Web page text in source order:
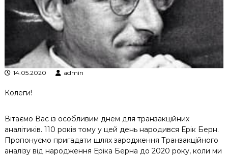
к
ц
і
н
г
о
і
з
14.05.2020 admin
Колеги!
Вітаємо Вас із особливим днем для транзакційних
аналітиків. 110 років тому у цей день народився Ерік Берн.
Пропонуємо пригадати шлях зародження Транзакційного
аналізу від народження Еріка Берна до 2020 року, коли ми